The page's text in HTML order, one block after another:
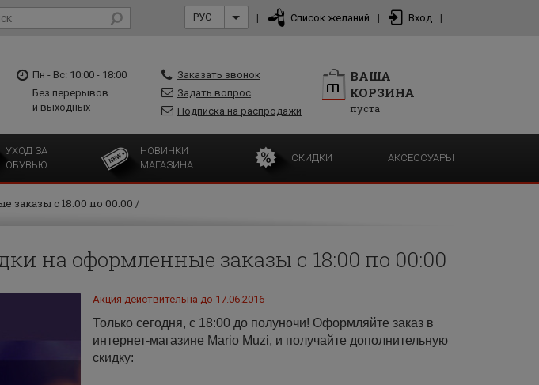
РУС | Список желаний | Вход |
Пн - Вс: 10:00 - 18:00
Без перерывов
и выходных
Заказать звонок
Задать вопрос
Подписка на распродажи
ВАША
КОРЗИНА
пуста
УХОД ЗА
ОБУВЬЮ
НОВИНКИ
МАГАЗИНА
СКИДКИ АКСЕССУАРЫ
заказы с 18:00 по 00:00
на оформленные заказы с 18:00 по 00:00
Акция действительна до 17.06.2016
Только сегодня, с 18:00 до полуночи! Оформляйте заказ в
интернет-магазине Mario Muzi, и получайте дополнительную
скидку: